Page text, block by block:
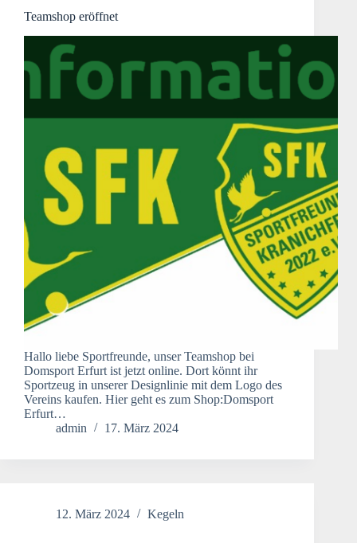
Teamshop eröffnet
Hallo liebe Sportfreunde, unser Teamshop bei
Domsport Erfurt ist jetzt online. Dort könnt ihr
Sportzeug in unserer Designlinie mit dem Logo des
Vereins kaufen. Hier geht es zum Shop:Domsport
Erfurt…
admin
17. März 2024
12. März 2024 Kegeln